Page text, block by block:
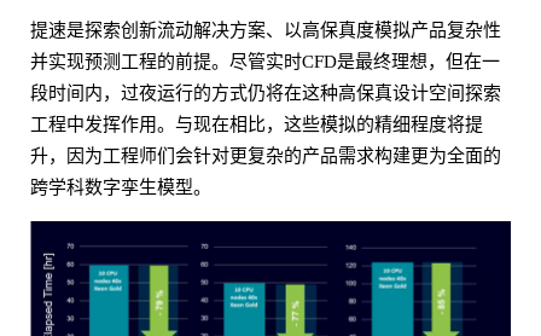
提速是探索创新流动解决方案、以高保真度模拟产品复杂性
并实现预测工程的前提。尽管实时CFD是最终理想，但在一
段时间内，过夜运行的方式仍将在这种高保真设计空间探索
工程中发挥作用。与现在相比，这些模拟的精细程度将提
升，因为工程师们会针对更复杂的产品需求构建更为全面的
跨学科数字孪生模型。